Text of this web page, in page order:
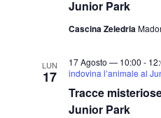
Junior Park
Cascina Zeledria
LUN
17
Tracce
Junior Park
17 Agosto — 10:00 -
indovina l’animale al